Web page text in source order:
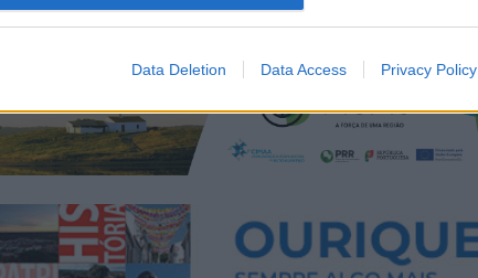
Data Deletion Data Access Privacy Policy